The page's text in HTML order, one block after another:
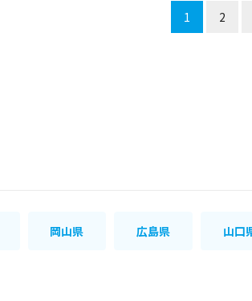
1 2
岡山県 広島県 山口